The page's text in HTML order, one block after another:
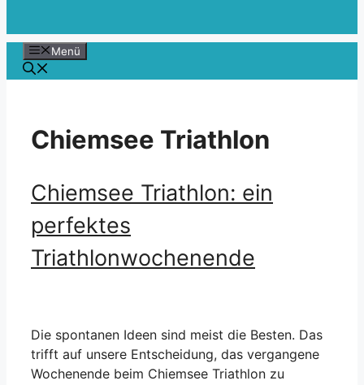
Menü
Chiemsee Triathlon
Chiemsee Triathlon: ein
perfektes
Triathlonwochenende
Die spontanen Ideen sind meist die Besten. Das
trifft auf unsere Entscheidung, das vergangene
Wochenende beim Chiemsee Triathlon zu